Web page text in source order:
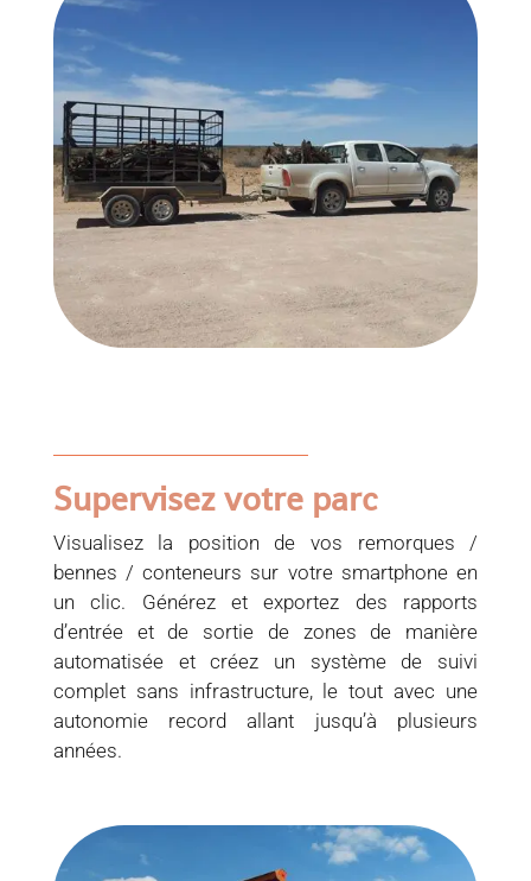
Supervisez votre parc
Visualisez la position de vos remorques /
bennes / conteneurs sur votre smartphone en
un clic. Générez et exportez des rapports
d’entrée et de sortie de zones de manière
automatisée et créez un système de suivi
complet sans infrastructure, le tout avec une
autonomie record allant jusqu’à plusieurs
années.